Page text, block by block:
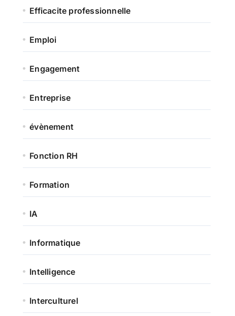
Efficacite professionnelle
Emploi
Engagement
Entreprise
évènement
Fonction RH
Formation
IA
Informatique
Intelligence
Interculturel